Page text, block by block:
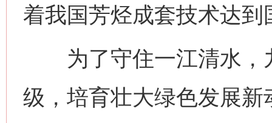
着我国芳烃成套技术达到
为了守住一江清水，
级，培育壮大绿色发展